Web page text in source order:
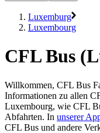
Luxemburg
Luxembourg
CFL Bus
Willkommen, CFL Bus
Informationen zu allen
Luxembourg, wie CFL
Abfahrten. In unserer
CFL Bus und andere